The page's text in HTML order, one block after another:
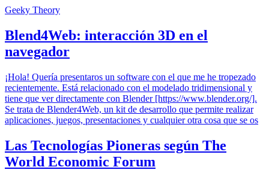
Geeky Theory
Blend4Web: interacción 3D en el
navegador
¡Hola! Quería presentaros un software con el que me he tropezado
recientemente. Está relacionado con el modelado tridimensional y
tiene que ver directamente con Blender [https://www.blender.org/].
Se trata de Blender4Web, un kit de desarrollo que permite realizar
aplicaciones, juegos, presentaciones y cualquier otra cosa que se os
Las Tecnologías Pioneras según The
World Economic Forum